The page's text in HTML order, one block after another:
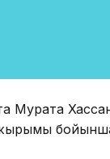
Мурата